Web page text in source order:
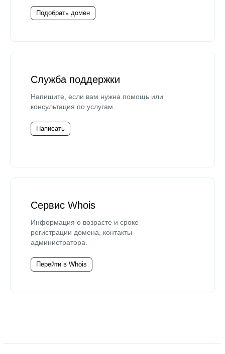
Подобрать домен
Служба поддержки
Напишите, если вам нужна помощь или
консультация по услугам.
Написать
Сервис Whois
Информация о возрасте и сроке
регистрации домена, контакты
администратора.
Перейти в Whois